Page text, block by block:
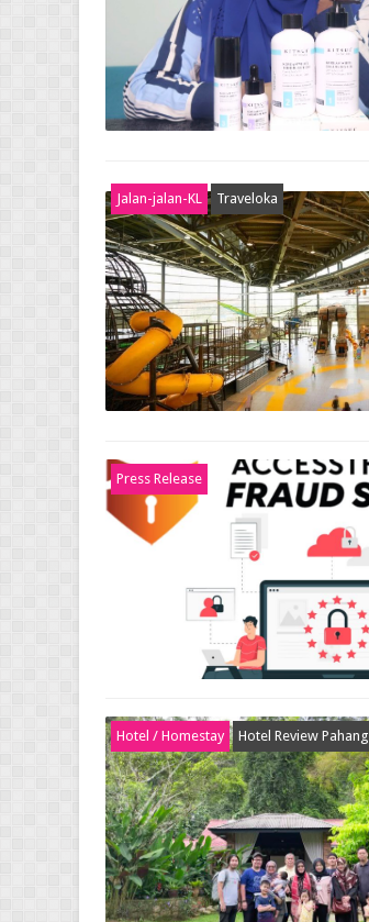
Jalan-jalan-KL Traveloka
Press Release
Hotel / Homestay Hotel Review Pahang